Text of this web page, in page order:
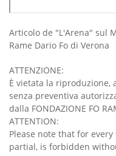
Articolo de "L'Arena" sul
Rame Dario Fo di Verona
ATTENZIONE:
È vietata la riproduzione,
senza preventiva
dalla FONDAZIONE FO
ATTENTION:
Please note that for
partial, is forbidden